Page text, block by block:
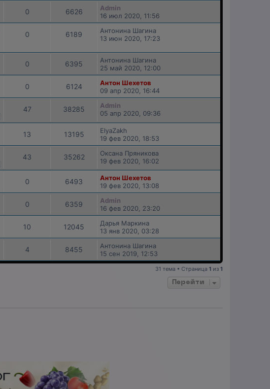
0 6626
Admin
16 июл 2020, 11:56
0 6189
Антонина Шагина
13 июн 2020, 17:23
0 6395
Антонина Шагина
25 май 2020, 12:00
0 6124
Антон Шехетов
09 апр 2020, 16:44
47 38285
Admin
05 апр 2020, 09:36
13 13195
ElyaZakh
19 фев 2020, 18:53
43 35262
Оксана Пряникова
19 фев 2020, 16:02
0 6493
Антон Шехетов
19 фев 2020, 13:08
0 6359
Admin
16 фев 2020, 23:20
10 12045
Дарья Маркина
13 янв 2020, 03:28
4 8455
Антонина Шагина
15 сен 2019, 12:53
31 тема • Страница 1 из 1
Перейти